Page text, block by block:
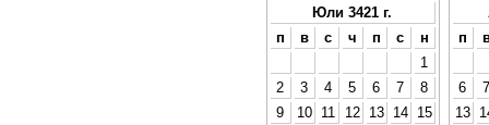
Юли 3421 г.
п
в с ч п с
н
1
2
3 4 5 6 7
8
9
10 11 12 13 14
15
п
6
7
13